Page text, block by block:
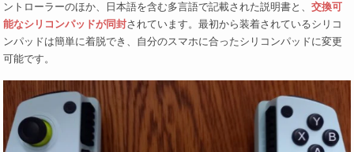
ントローラーのほか、日本語を含む多言語で記載された説明書と、交換可
能なシリコンパッドが同封されています。最初から装着されているシリコ
ンパッドは簡単に着脱でき、自分のスマホに合ったシリコンパッドに変更
可能です。